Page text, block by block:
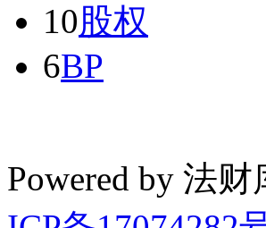
10股权
6BP
Powered by 法